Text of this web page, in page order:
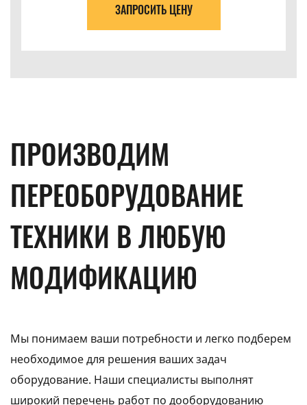
ЗАПРОСИТЬ ЦЕНУ
ПРОИЗВОДИМ
ПЕРЕОБОРУДОВАНИЕ
ТЕХНИКИ В ЛЮБУЮ
МОДИФИКАЦИЮ
Мы понимаем ваши потребности и легко подберем
необходимое для решения ваших задач
оборудование. Наши специалисты выполнят
широкий перечень работ по дооборудованию